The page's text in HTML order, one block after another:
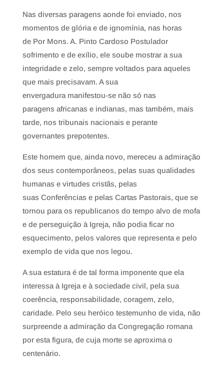
Nas diversas paragens aonde foi enviado, nos
momentos de glória e de ignomínia, nas horas
de Por Mons. A. Pinto Cardoso Postulador
sofrimento e de exílio, ele soube mostrar a sua
integridade e zelo, sempre voltados para aqueles
que mais precisavam. A sua
envergadura manifestou-se não só nas
paragens africanas e indianas, mas também, mais
tarde, nos tribunais nacionais e perante
governantes prepotentes.
Este homem que, ainda novo, mereceu a admiração
dos seus contemporâneos, pelas suas qualidades
humanas e virtudes cristãs, pelas
suas Conferências e pelas Cartas Pastorais, que se
tornou para os republicanos do tempo alvo de mofa
e de perseguição à Igreja, não podia ficar no
esquecimento, pelos valores que representa e pelo
exemplo de vida que nos legou.
A sua estatura é de tal forma imponente que ela
interessa à Igreja e à sociedade civil, pela sua
coerência, responsabilidade, coragem, zelo,
caridade. Pelo seu heróico testemunho de vida, não
surpreende a admiração da Congregação romana
por esta figura, de cuja morte se aproxima o
centenário.